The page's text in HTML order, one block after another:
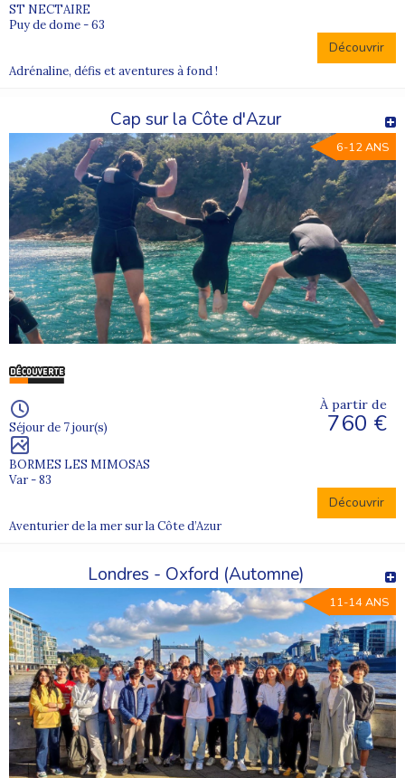
ST NECTAIRE
Puy de dome - 63
Découvrir
Adrénaline, défis et aventures à fond !
Cap sur la Côte d'Azur
6-12 ANS
Séjour de 7 jour(s)
BORMES LES MIMOSAS
Var - 83
À partir de
760 €
Découvrir
Aventurier de la mer sur la Côte d’Azur
Londres - Oxford (Automne)
11-14 ANS